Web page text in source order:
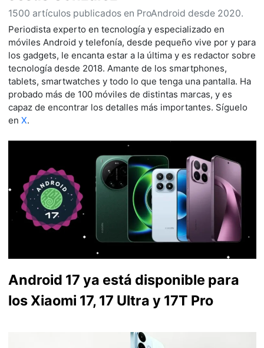
1500 artículos publicados en ProAndroid desde 2020.
Periodista experto en tecnología y especializado en
móviles Android y telefonía, desde pequeño vive por y para
los gadgets, le encanta estar a la última y es redactor sobre
tecnología desde 2018. Amante de los smartphones,
tablets, smartwatches y todo lo que tenga una pantalla. Ha
probado más de 100 móviles de distintas marcas, y es
capaz de encontrar los detalles más importantes. Síguelo
en X.
Android 17 ya está disponible para
los Xiaomi 17, 17 Ultra y 17T Pro